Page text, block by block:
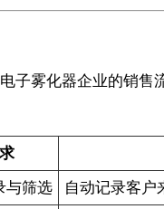
子雾化器企业的销
与筛选
自动记录客户